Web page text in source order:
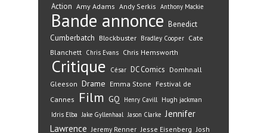
Action Amy Adams Andy Serkis Anthony Mackie
Bande annonce Benedict
Cumberbatch Blockbuster Bradley Cooper Cate
Blanchett Chris Evans Chris Hemsworth
Critique César DC Comics Domhnall
Gleeson Drame Emma Stone Festival de
Cannes
Film GQ Henry Cavill Hugh jackman
Idris Elba Jake Gyllenhaal Jason Clarke Jennifer
Lawrence Jeremy Renner Jesse Eisenberg Josh